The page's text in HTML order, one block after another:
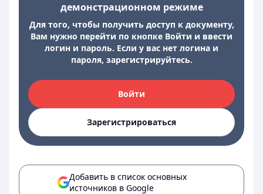
демонстрационном режиме
Для того, чтобы получить доступ к документу,
Вам нужно перейти по кнопке Войти и ввести
логин и пароль. Если у вас нет логина и
пароля, зарегистрируйтесь.
Войти
Зарегистрироваться
Добавить в список основных
источников в Google